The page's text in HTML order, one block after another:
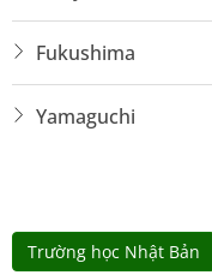
Fukushima
Yamaguchi
Trường học Nhật Bản